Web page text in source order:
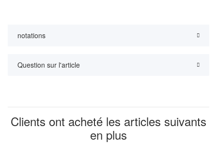
notations
Question sur l'article
Clients ont acheté les articles suivants
en plus